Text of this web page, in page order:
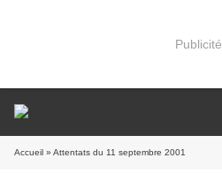
Publicité
Accueil » Attentats du 11 septembre 2001